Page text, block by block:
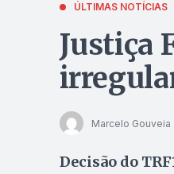
ÚLTIMAS NOTÍCIAS
Justiça
Marcelo Gouveia
Decisão do